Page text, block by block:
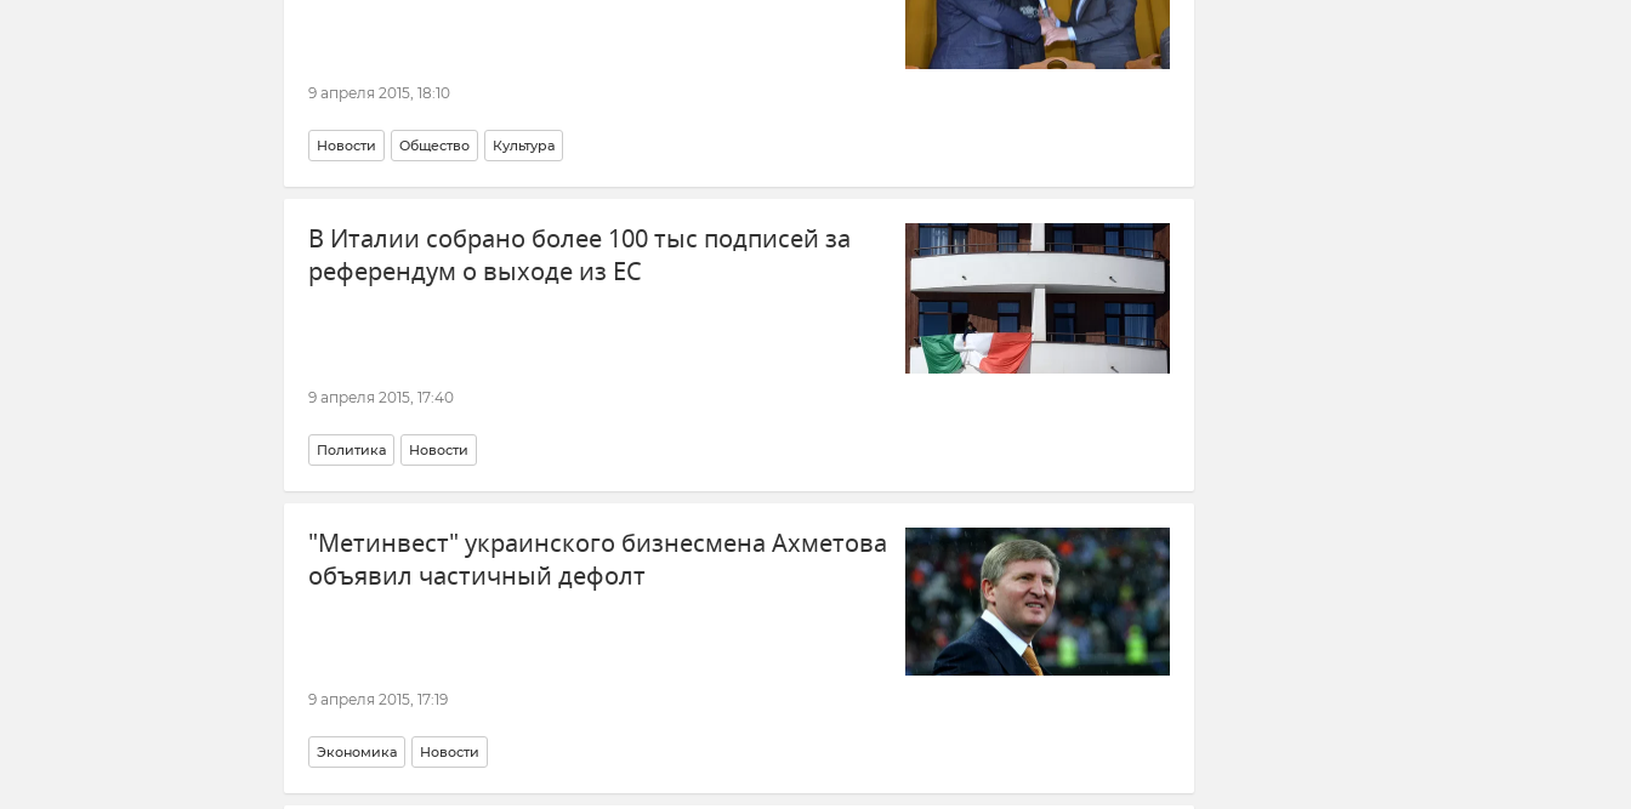
9 апреля 2015, 18:10
Новости Общество Культура
В Италии собрано более 100 тыс подписей за
референдум о выходе из ЕС
9 апреля 2015, 17:40
Политика Новости
"Метинвест" украинского бизнесмена Ахметова
объявил частичный дефолт
9 апреля 2015, 17:19
Экономика Новости